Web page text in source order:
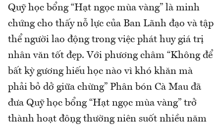
Quỹ học bổng “Hạt ngọc mùa vàng” là minh
chứng cho thấy nỗ lực của Ban Lãnh đạo và tập
thể người lao động trong việc phát huy giá trị
nhân văn tốt đẹp. Với phương châm “Không để
bất kỳ gương hiếu học nào vì khó khăn mà
phải bỏ dở giữa chừng” Phân bón Cà Mau đã
đưa Quỹ học bổng “Hạt ngọc mùa vàng” trở
thành hoạt động thường niên suốt nhiều năm